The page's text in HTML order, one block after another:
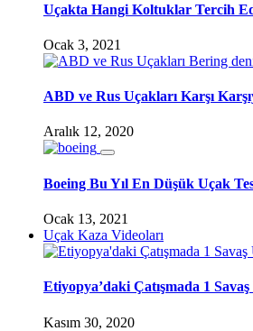
Uçakta Hangi Koltuklar Tercih
Ocak 3, 2021
ABD ve Rus Uçakları Karşı
Aralık 12, 2020
Boeing Bu Yıl En Düşük Uçak
Ocak 13, 2021
Uçak Kaza Videoları
Etiyopya’daki Çatışmada 1
Kasım 30, 2020